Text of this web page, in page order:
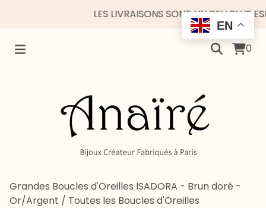
LES LIVRAISONS SONT UN PEU PLUS
0
Grandes Boucles d'Oreilles ISADORA - Brun doré -
Or/Argent / Toutes les Boucles d'Oreilles
EN